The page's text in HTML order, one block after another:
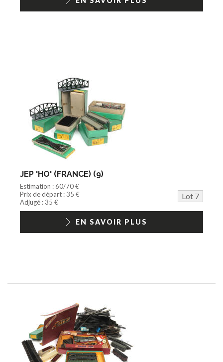
JEP 'HO' (FRANCE) (9)
Estimation : 60/70 €
Prix de départ : 35 €
Lot 7
Adjugé : 35 €
EN SAVOIR PLUS